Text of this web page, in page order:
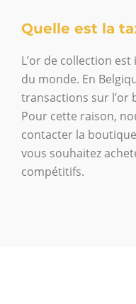
Quelle est la
L’or de collection
du monde. En
transactions sur l’or
Pour cette raison,
contacter la
vous souhaitez
compétitifs.